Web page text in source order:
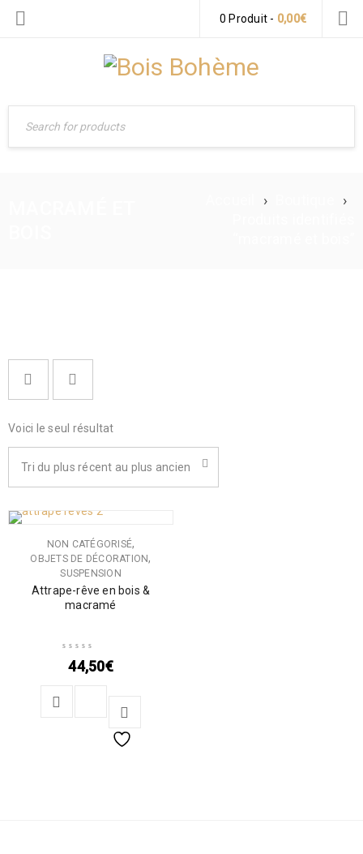
0 Produit - 0,00€
›
›
Voici le seul résultat
Tri du plus récent au plus ancien
NON CATÉGORISÉ,
OBJETS DE DÉCORATION,
SUSPENSION
Attrape-rêve en bois &
macramé
44,50€